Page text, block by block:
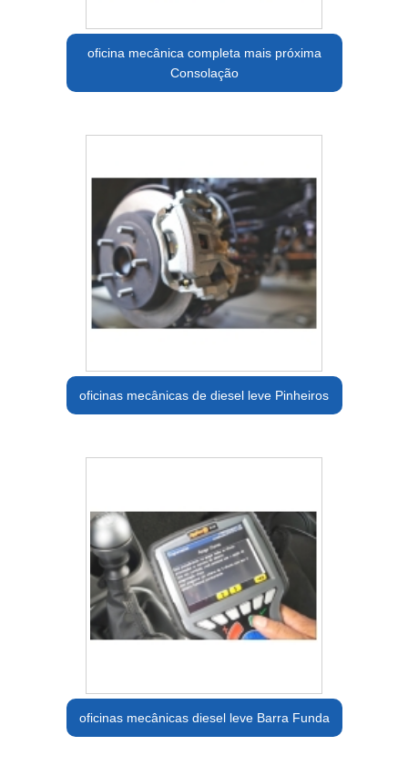
oficina mecânica completa mais próxima
Consolação
oficinas mecânicas de diesel leve Pinheiros
oficinas mecânicas diesel leve Barra Funda